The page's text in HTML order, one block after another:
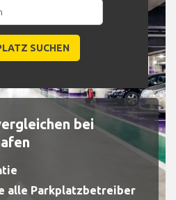
bei
alle Parkplatzbetreiber